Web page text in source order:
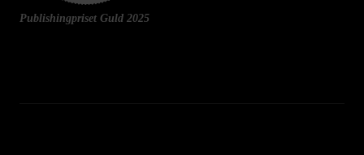
Publishingpriset Guld 2025